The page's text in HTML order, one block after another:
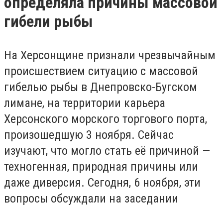
гибели рыбы
На Херсонщине признали чрезвычайным
происшествием ситуацию с массовой
гибелью рыбы в Днепровско-Бугском
лимане, на территории карьера
Херсонского морского торгового порта,
произошедшую 3 ноября. Сейчас
изучают, что могло стать её причиной —
техногенная, природная причины или
даже диверсия. Сегодня, 6 ноября, эти
вопросы обсуждали на заседании